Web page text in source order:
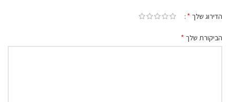
הדירוג שלך *
הביקורת שלך *